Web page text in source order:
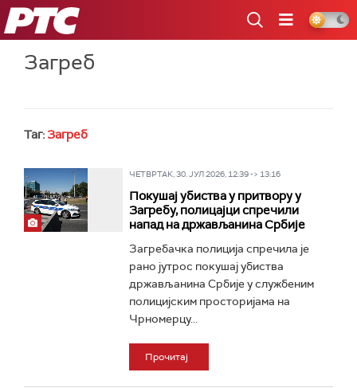
РТС
Загреб
Таг: Загреб
ЧЕТВРТАК, 30. ЈУЛ 2026, 12:39 -> 13:16
Покушај убиства у притвору у
Загребу, полицајци спречили
напад на држављанина Србије
Загребачка полиција спречила је
рано јутрос покушај убиства
држављанина Србије у службеним
полицијским просторијама на
Чрномерцу...
Прочитај